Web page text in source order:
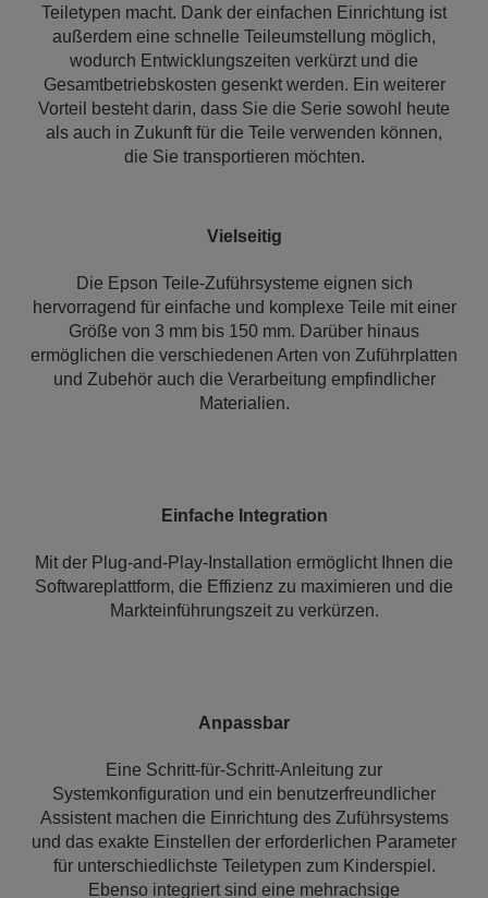
Teiletypen macht. Dank der einfachen Einrichtung ist
außerdem eine schnelle Teileumstellung möglich,
wodurch Entwicklungszeiten verkürzt und die
Gesamtbetriebskosten gesenkt werden. Ein weiterer
Vorteil besteht darin, dass Sie die Serie sowohl heute
als auch in Zukunft für die Teile verwenden können,
die Sie transportieren möchten.
Vielseitig
Die Epson Teile-Zuführsysteme eignen sich
hervorragend für einfache und komplexe Teile mit einer
Größe von 3 mm bis 150 mm. Darüber hinaus
ermöglichen die verschiedenen Arten von Zuführplatten
und Zubehör auch die Verarbeitung empfindlicher
Materialien.
Einfache Integration
Mit der Plug-and-Play-Installation ermöglicht Ihnen die
Softwareplattform, die Effizienz zu maximieren und die
Markteinführungszeit zu verkürzen.
Anpassbar
Eine Schritt-für-Schritt-Anleitung zur
Systemkonfiguration und ein benutzerfreundlicher
Assistent machen die Einrichtung des Zuführsystems
und das exakte Einstellen der erforderlichen Parameter
für unterschiedlichste Teiletypen zum Kinderspiel.
Ebenso integriert sind eine mehrachsige